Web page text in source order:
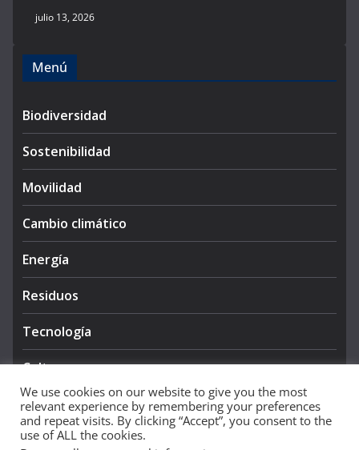
julio 13, 2026
Menú
Biodiversidad
Sostenibilidad
Movilidad
Cambio climático
Energía
Residuos
Tecnología
Cultura
We use cookies on our website to give you the most
relevant experience by remembering your preferences
and repeat visits. By clicking “Accept”, you consent to the
use of ALL the cookies.